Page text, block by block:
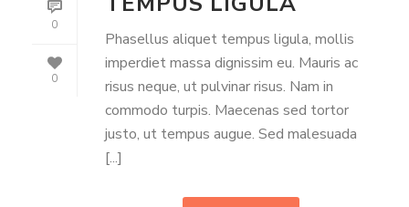
0
0
Phasellus aliquet tempus ligula, mollis
imperdiet massa dignissim eu. Mauris ac
risus neque, ut pulvinar risus. Nam in
commodo turpis. Maecenas sed tortor
justo, ut tempus augue. Sed malesuada
[...]